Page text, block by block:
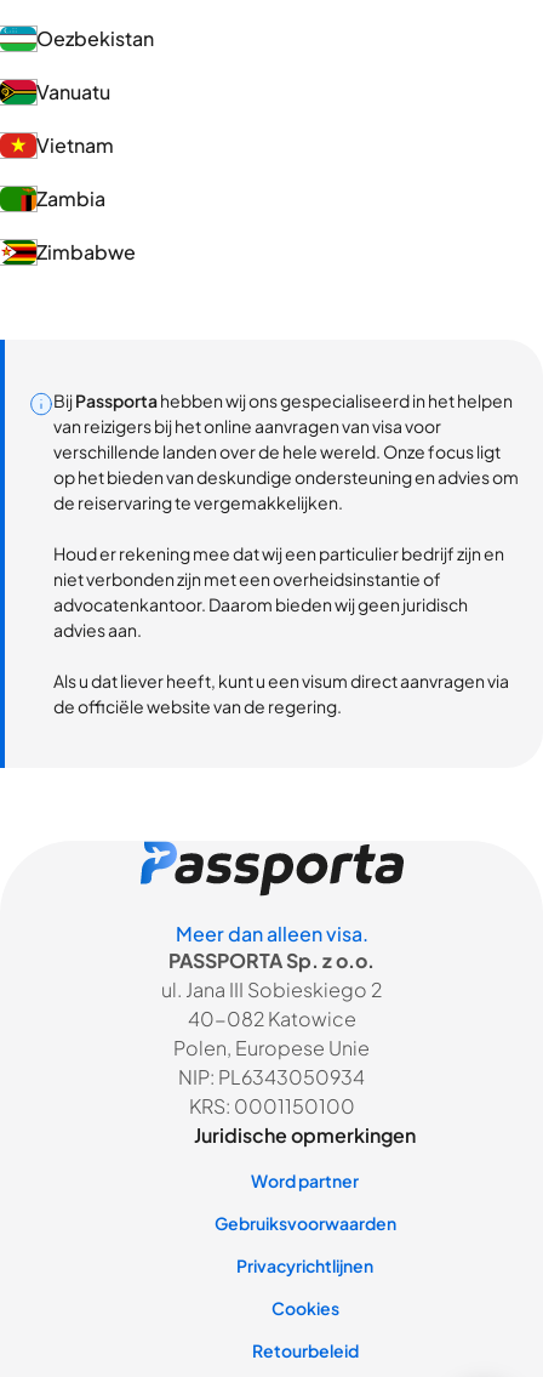
Oezbekistan
Vanuatu
Vietnam
Zambia
Zimbabwe
BijPassportahebben wij ons gespecialiseerd in het helpen
van reizigers bij het online aanvragen van visa voor
verschillende landen over de hele wereld. Onze focus ligt
op het bieden van deskundige ondersteuning en advies om
de reiservaring te vergemakkelijken.
Houd er rekening mee dat wij een particulier bedrijf zijn en
niet verbonden zijn met een overheidsinstantie of
advocatenkantoor. Daarom bieden wij geen juridisch
advies aan.
Als u dat liever heeft, kunt u een visum direct aanvragen via
de officiële website van de regering.
Meer dan alleen visa.
PASSPORTA Sp. z o.o.
ul. Jana III Sobieskiego 2
40-082 Katowice
Polen, Europese Unie
NIP: PL6343050934
KRS: 0001150100
Juridische opmerkingen
Word partner
Gebruiksvoorwaarden
Privacyrichtlijnen
Cookies
Retourbeleid